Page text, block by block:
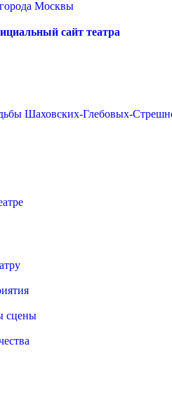
Москвы
сайт театра
Шаховских-Глебовых-
сцены